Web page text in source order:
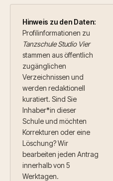
Hinweis zu den Daten:
Profil­informationen zu
Tanzschule Studio Vier
stammen aus öffentlich
zugänglichen
Verzeichnissen und
werden redaktionell
kuratiert. Sind Sie
Inhaber*in dieser
Schule und möchten
Korrekturen oder eine
Löschung? Wir
bearbeiten jeden Antrag
innerhalb von 5
Werktagen.